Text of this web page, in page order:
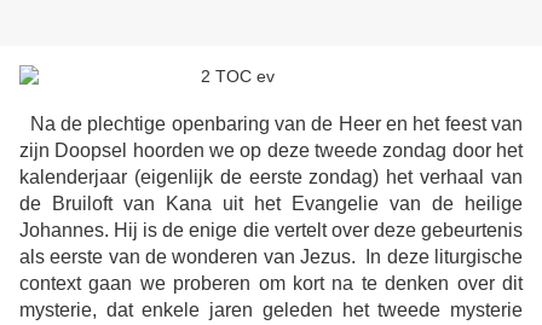
Na de plechtige openbaring van de Heer en het feest van
zijn Doopsel hoorden we op deze tweede zondag door het
kalenderjaar (eigenlijk de eerste zondag) het verhaal van
de Bruiloft van Kana uit het Evangelie van de heilige
Johannes. Hij is de enige die vertelt over deze gebeurtenis
als eerste van de wonderen van Jezus. In deze liturgische
context gaan we proberen om kort na te denken over dit
mysterie, dat enkele jaren geleden het tweede mysterie